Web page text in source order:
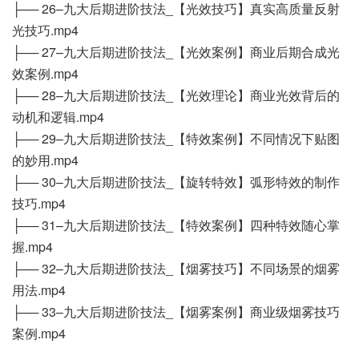
├── 26–九大后期进阶技法_【光效技巧】真实高质量反射
光技巧.mp4
├── 27–九大后期进阶技法_【光效案例】商业后期合成光
效案例.mp4
├── 28–九大后期进阶技法_【光效理论】商业光效背后的
动机和逻辑.mp4
├── 29–九大后期进阶技法_【特效案例】不同情况下贴图
的妙用.mp4
├── 30–九大后期进阶技法_【旋转特效】弧形特效的制作
技巧.mp4
├── 31–九大后期进阶技法_【特效案例】四种特效随心掌
握.mp4
├── 32–九大后期进阶技法_【烟雾技巧】不同场景的烟雾
用法.mp4
├── 33–九大后期进阶技法_【烟雾案例】商业级烟雾技巧
案例.mp4